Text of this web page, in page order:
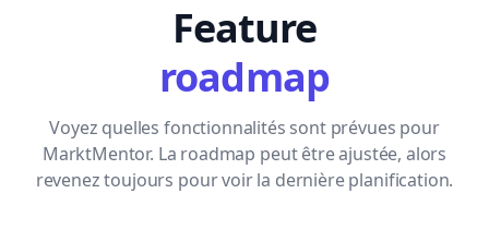
Feature
roadmap
Voyez quelles fonctionnalités sont prévues pour
MarktMentor. La roadmap peut être ajustée, alors
revenez toujours pour voir la dernière planification.